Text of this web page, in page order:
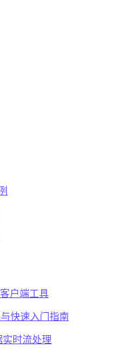
户端工具
快速入门指南
实时流处理